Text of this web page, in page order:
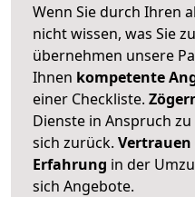
Wenn Sie durch Ihren
nicht wissen, was Sie
übernehmen unsere
Ihnen kompetente
einer Checkliste.
Dienste in Anspruch
sich zurück. Vertrauen
Erfahrung in der
sich Angebote.